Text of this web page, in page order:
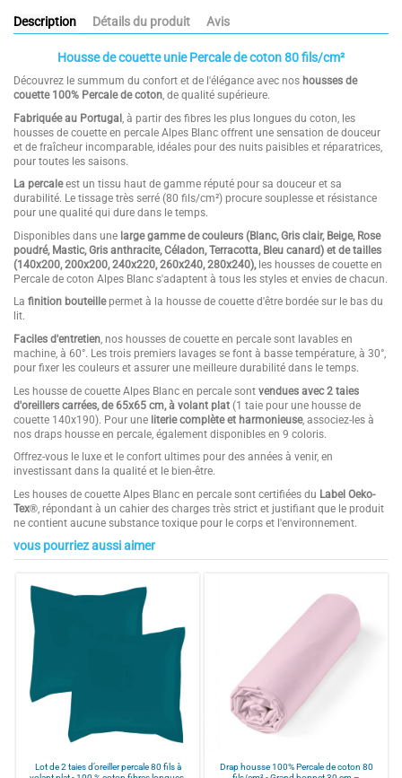
Description Détails du produit Avis
Housse de couette unie Percale de coton 80 fils/cm²
Découvrez le summum du confort et de l'élégance avec nos housses de
couette 100% Percale de coton, de qualité supérieure.
Fabriquée au Portugal , à partir des fibres les plus longues du coton, les
housses de couette en percale Alpes Blanc offrent une sensation de douceur
et de fraîcheur incomparable, idéales pour des nuits paisibles et réparatrices,
pour toutes les saisons.
La percaleest un tissu haut de gamme réputé pour sa douceur et sa
durabilité. Le tissage très serré (80 fils/cm²) procure souplesse et résistance
pour une qualité qui dure dans le temps.
Disponibles dans une large gamme de couleurs (Blanc, Gris clair, Beige, Rose
poudré, Mastic, Gris anthracite, Céladon, Terracotta, Bleu canard) et de tailles
(140x200, 200x200, 240x220, 260x240, 280x240), les housses de couette en
Percale de coton Alpes Blanc s'adaptent à tous les styles et envies de chacun.
La finition bouteillepermet à la housse de couette d'être bordée sur le bas du
lit.
Faciles d'entretien, nos housses de couette en percale sont lavables en
machine, à 60°. Les trois premiers lavages se font à basse température, à 30°,
pour fixer les couleurs et assurer une meilleure durabilité dans le temps.
Les housse de couette Alpes Blanc en percale sont vendues avec 2 taies
d'oreillers carrées, de 65x65 cm, à volant plat (1 taie pour une housse de
couette 140x190). Pour une literie complète et harmonieuse, associez-les à
nos draps housse en percale, également disponibles en 9 coloris.
Offrez-vous le luxe et le confort ultimes pour des années à venir, en
investissant dans la qualité et le bien-être.
Les houses de couette Alpes Blanc en percale sont certifiées du Label Oeko-
Tex® , répondant à un cahier des charges très strict et justifiant que le produit
ne contient aucune substance toxique pour le corps et l'environnement.
Composition 100 % Percale de coton
Couleurs
Mastic, Gris anthracite, Céladon,
Terracotta, Bleu canard
Finition
Tissage
Provenance Portugal
2 taies d'oreillers carrées
Points Forts 1
les plus longues fibres du coton. Tissu
4.9
15
avis soumis à un
Voir tous les avis sur ce site
3étoiles
vous pourriez aussi aimer
Lot de 2 taies d’oreiller percale 80 fils à
Drap housse 100% Percale de coton 80